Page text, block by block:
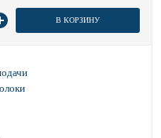
В КОРЗИНУ